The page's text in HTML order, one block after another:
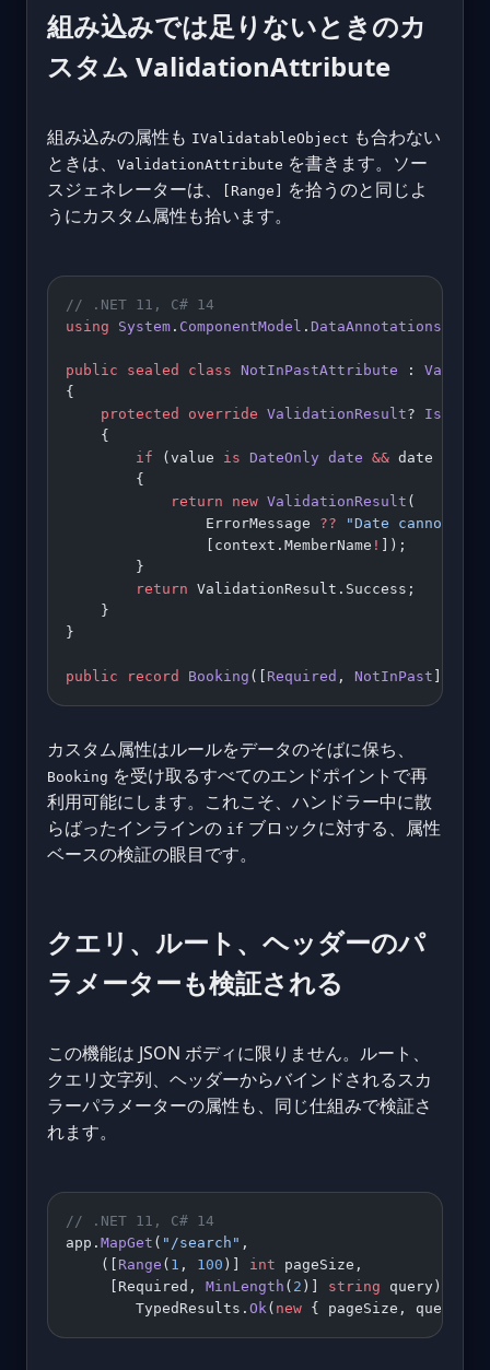
組み込みでは足りないときのカ
スタム ValidationAttribute
組み込みの属性も IValidatableObject も合わない
ときは、
ValidationAttribute を書きます。ソー
スジェネレーターは、
[Range]
を拾うのと同じよ
うにカスタム属性も拾います。
// .NET 11, C# 14
using System . ComponentModel . DataAnnotations
public sealed class NotInPastAttribute :
{
    protected
override ValidationResult? IsValid
    {
        if
(value is DateOnly date && date
        {
            return
new ValidationResult (
                ErrorMessage
?? "Date cannot
                [context.MemberName
! ]);
        }
        return
ValidationResult.Success;
    }
}
public record Booking ([ Required , NotInPast ]
カスタム属性はルールをデータのそばに保ち、
Booking を受け取るすべてのエンドポイントで再
利用可能にします。これこそ、ハンドラー中に散
らばったインラインの if ブロックに対する、属性
ベースの検証の眼目です。
クエリ、ルート、ヘッダーのパ
ラメーターも検証される
この機能は JSON ボディに限りません。ルート、
クエリ文字列、ヘッダーからバインドされるスカ
ラーパラメーターの属性も、同じ仕組みで検証さ
れます。
// .NET 11, C# 14
app. MapGet ( "/search" ,
    ([
Range ( 1 , 100 )] int pageSize,
     [Required,
MinLength ( 2 )] string query) =
        TypedResults.
Ok ( new { pageSize, query